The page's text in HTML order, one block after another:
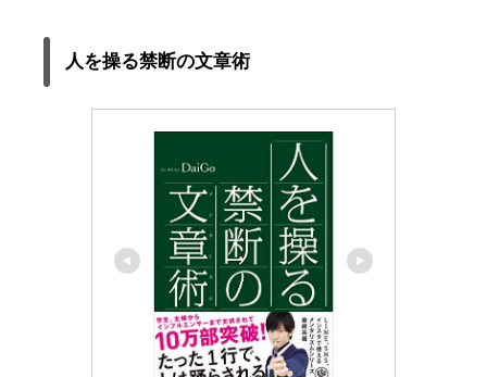
人を操る禁断の文章術